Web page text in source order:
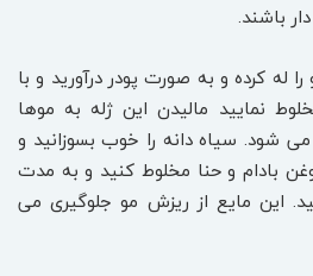
باشند.
له کرده و به صورت پودر درآورید و با
نمایید مالیدن این ژله به موها
شود. سیاه دانه را خوب بسوزانید و
بادام و حنا مخلوط کنید و به مدت
این مایع از ریزش مو جلوگیری می